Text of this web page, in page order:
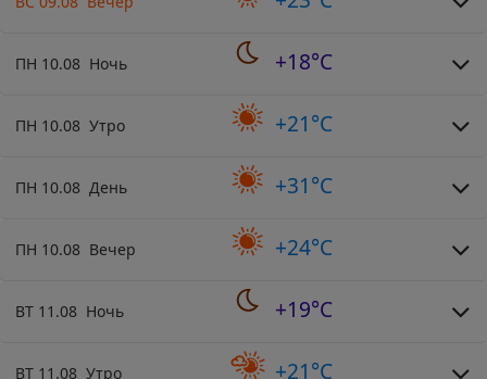
ПН 10.08 Ночь +18°C
ПН 10.08 Утро +21°C
ПН 10.08 День +31°C
ПН 10.08 Вечер +24°C
ВТ 11.08 Ночь +19°C
ВТ 11.08 Утро +21°C